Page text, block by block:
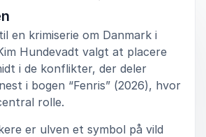
en krimiserie om Danmark i
Hundevadt valgt at placere
i de konflikter, der deler
i bogen “Fenris” (2026), hvor
rolle.
er ulven et symbol på vild